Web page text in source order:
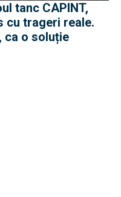
tanc CAPINT,
cu trageri reale.
ca o soluție